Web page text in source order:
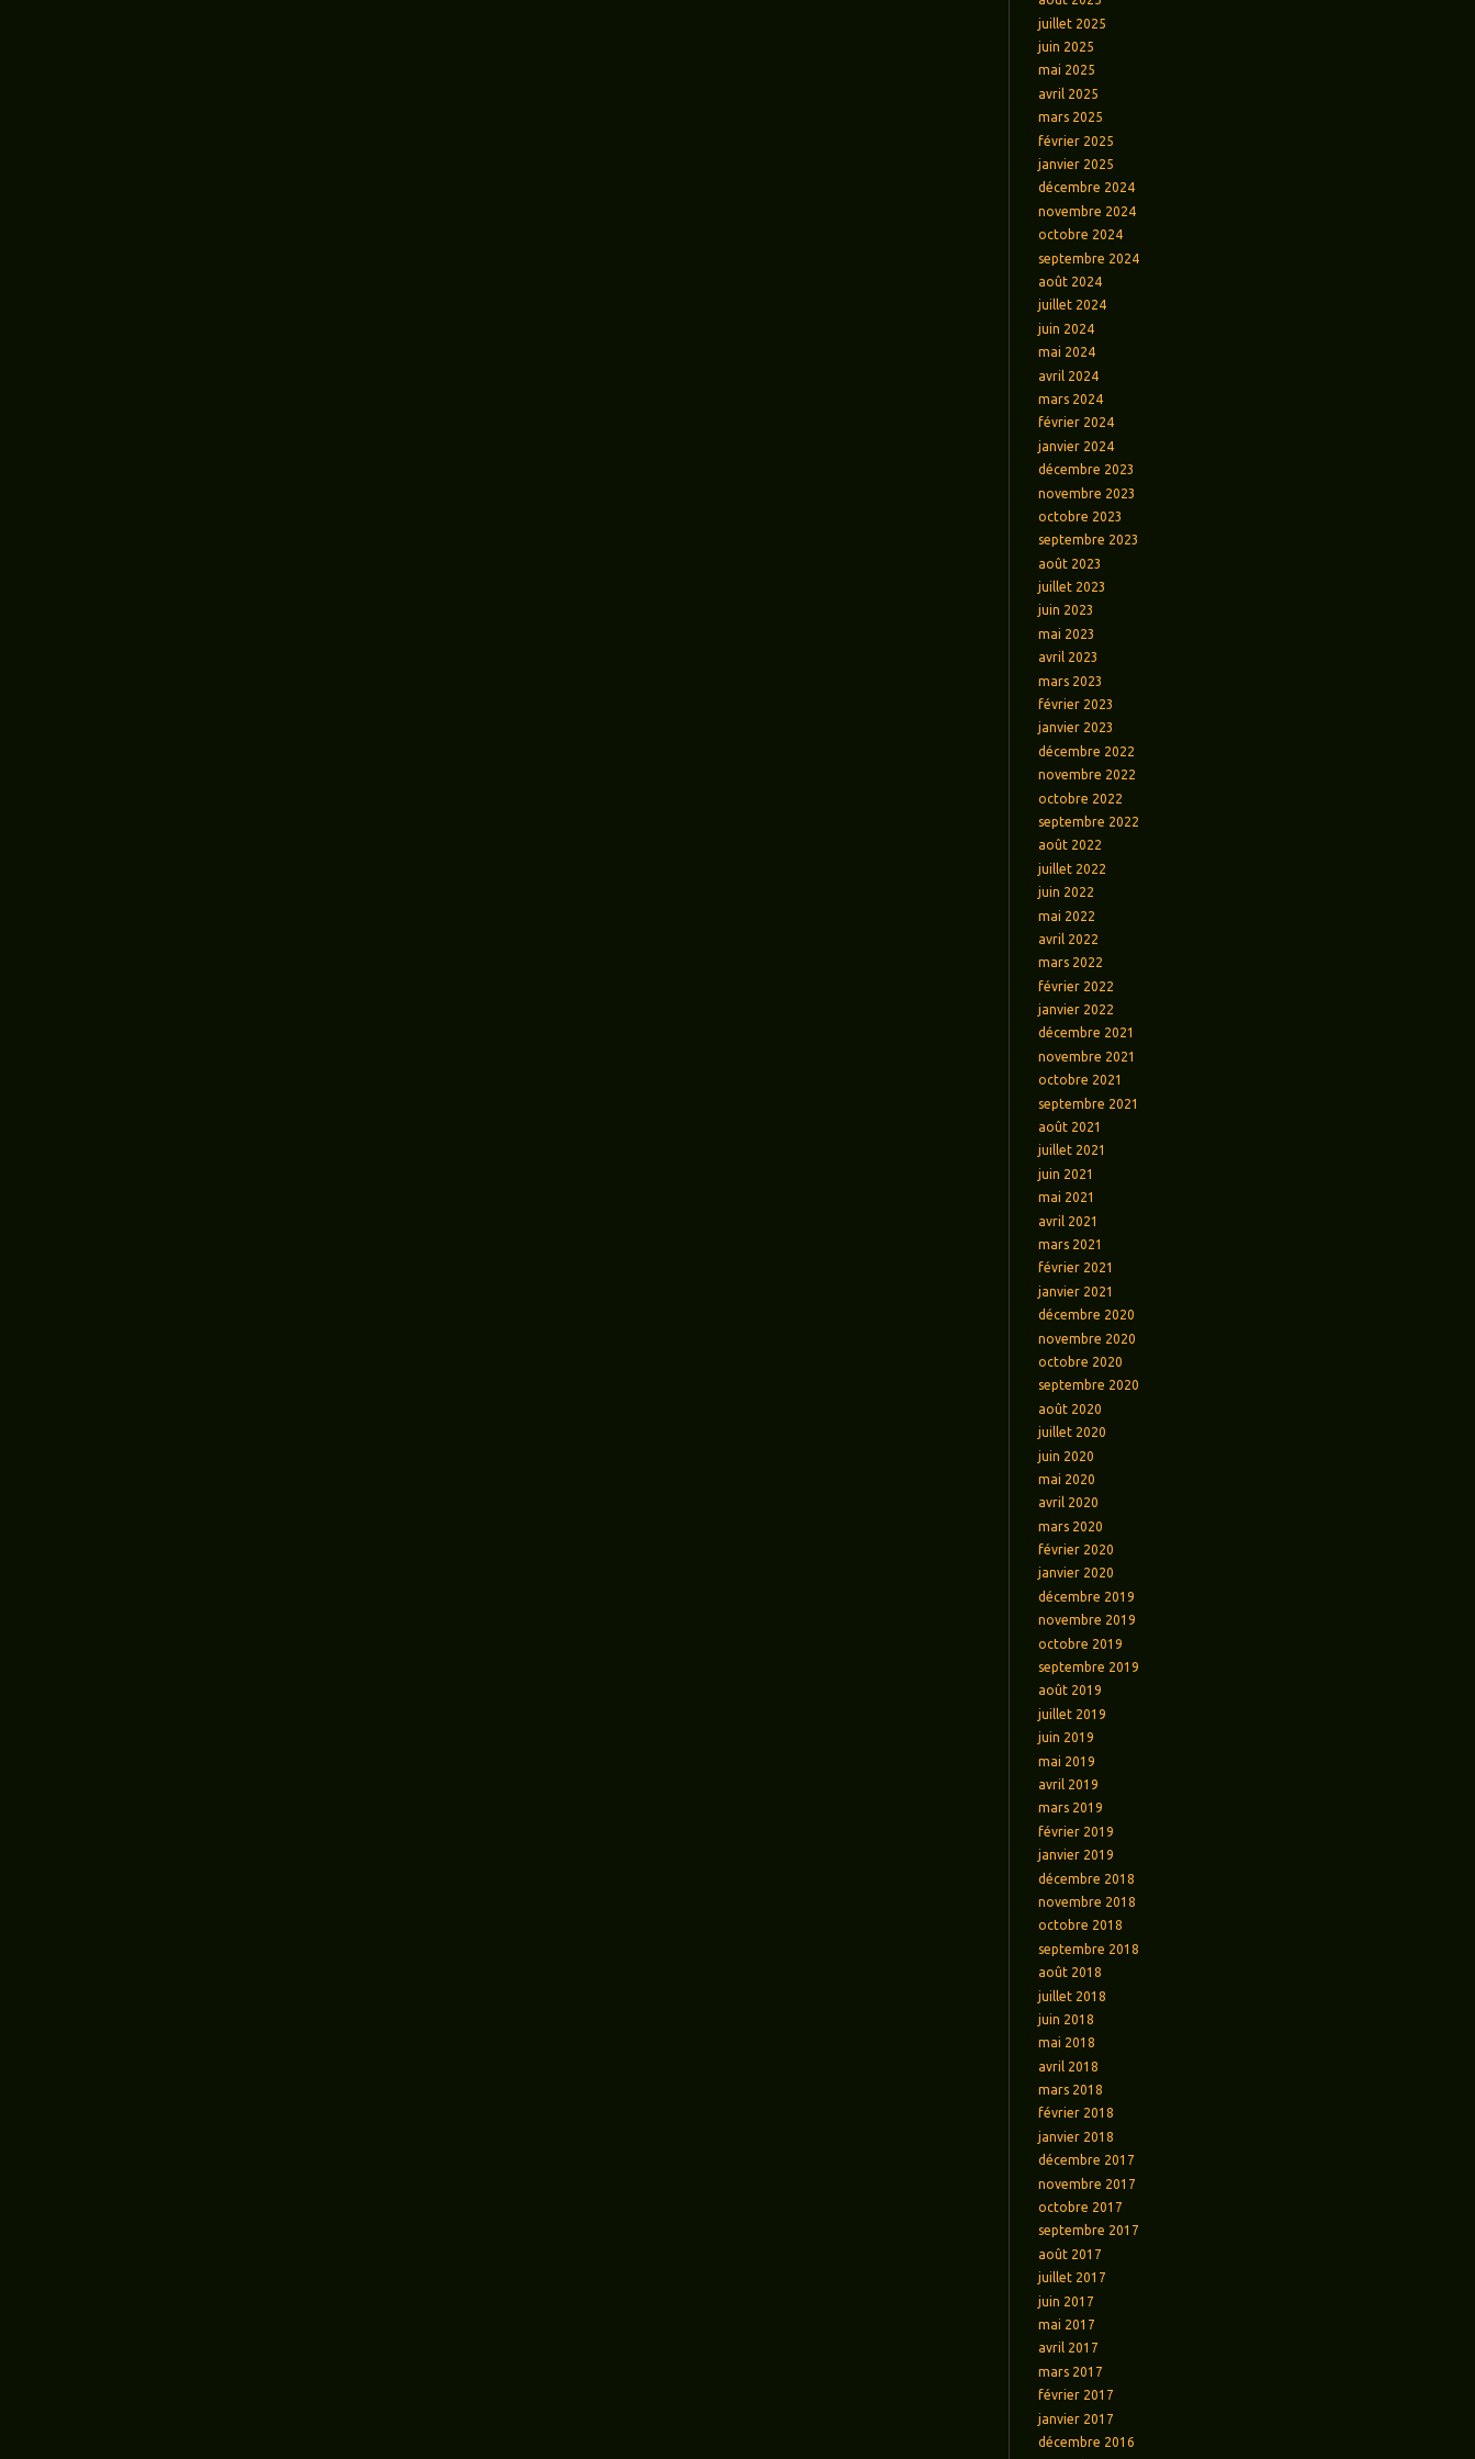
juillet 2025
juin 2025
mai 2025
avril 2025
mars 2025
février 2025
janvier 2025
décembre 2024
novembre 2024
octobre 2024
septembre 2024
août 2024
juillet 2024
juin 2024
mai 2024
avril 2024
mars 2024
février 2024
janvier 2024
décembre 2023
novembre 2023
octobre 2023
septembre 2023
août 2023
juillet 2023
juin 2023
mai 2023
avril 2023
mars 2023
février 2023
janvier 2023
décembre 2022
novembre 2022
octobre 2022
septembre 2022
août 2022
juillet 2022
juin 2022
mai 2022
avril 2022
mars 2022
février 2022
janvier 2022
décembre 2021
novembre 2021
octobre 2021
septembre 2021
août 2021
juillet 2021
juin 2021
mai 2021
avril 2021
mars 2021
février 2021
janvier 2021
décembre 2020
novembre 2020
octobre 2020
septembre 2020
août 2020
juillet 2020
juin 2020
mai 2020
avril 2020
mars 2020
février 2020
janvier 2020
décembre 2019
novembre 2019
octobre 2019
septembre 2019
août 2019
juillet 2019
juin 2019
mai 2019
avril 2019
mars 2019
février 2019
janvier 2019
décembre 2018
novembre 2018
octobre 2018
septembre 2018
août 2018
juillet 2018
juin 2018
mai 2018
avril 2018
mars 2018
février 2018
janvier 2018
décembre 2017
novembre 2017
octobre 2017
septembre 2017
août 2017
juillet 2017
juin 2017
mai 2017
avril 2017
mars 2017
février 2017
janvier 2017
décembre 2016